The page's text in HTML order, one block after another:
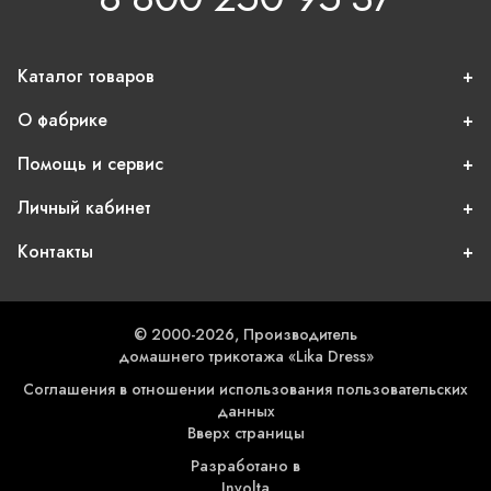
Каталог товаров
О фабрике
Помощь и сервис
Личный кабинет
Контакты
© 2000-2026, Производитель
домашнего трикотажа «Lika Dress»
Соглашения в отношении использования пользовательских
данных
Вверх страницы
Разработано в